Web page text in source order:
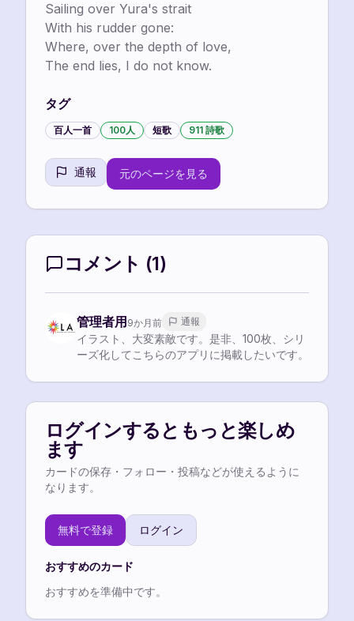
Sailing over Yura's strait
With his rudder gone:
Where, over the depth of love,
The end lies, I do not know.
タグ
百人一首 100人 短歌 911 詩歌
通報 元のページを見る
コメント (1)
管理者用 9か月前 通報
イラスト、大変素敵です。是非、100枚、シリ
ーズ化してこちらのアプリに掲載したいです。
ログインするともっと楽しめ
ます
カードの保存・フォロー・投稿などが使えるように
なります。
無料で登録 ログイン
おすすめのカード
おすすめを準備中です。